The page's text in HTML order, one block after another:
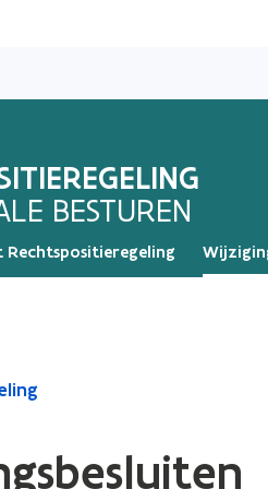
BESTUREN
Rechtspositieregeling